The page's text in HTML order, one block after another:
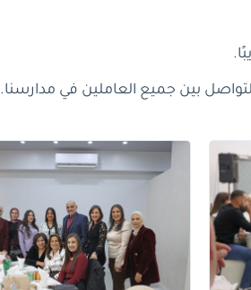
بين جميع العاملين في مدارسنا.